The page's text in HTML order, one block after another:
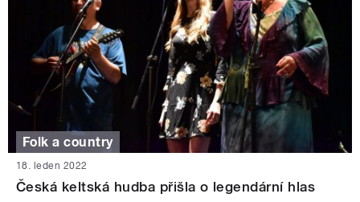
Folk a country
18. leden 2022
Česká keltská hudba přišla o legendární hlas